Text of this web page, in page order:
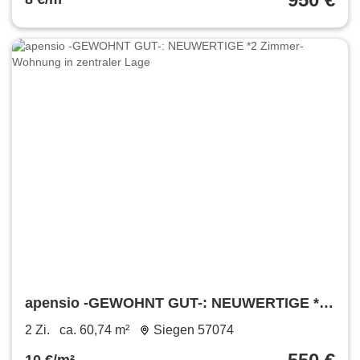
apensio -GEWOHNT GUT-: NEUWERTIGE *2
Zimmer-Wohnung in zentraler Lage
2 Zi. ca. 60,74 m² Siegen 57074